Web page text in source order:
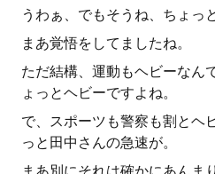
うわぁ、でもそうね、ちょっ
まあ覚悟をしてましたね。
ただ結構、運動もヘビーなん
ょっとヘビーですよね。
で、スポーツも警察も割とヘ
っと田中さんの急速が。